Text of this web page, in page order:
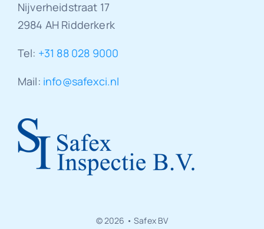
Nijverheidstraat 17
2984 AH Ridderkerk
Tel: +31 88 028 9000
Mail: info@safexci.nl
© 2026 • Safex BV